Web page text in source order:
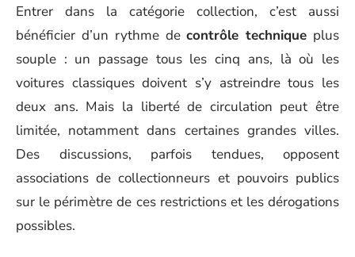
Entrer dans la catégorie collection, c’est aussi
bénéficier d’un rythme decontrôle technique plus
souple : un passage tous les cinq ans, là où les
voitures classiques doivent s’y astreindre tous les
deux ans. Mais la liberté de circulation peut être
limitée, notamment dans certaines grandes villes.
Des discussions, parfois tendues, opposent
associations de collectionneurs et pouvoirs publics
sur le périmètre de ces restrictions et les dérogations
possibles.